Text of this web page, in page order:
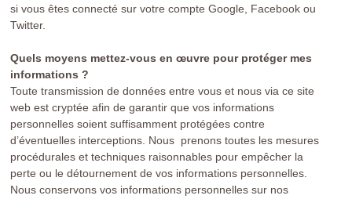
si vous êtes connecté sur votre compte Google, Facebook ou
Twitter.
Quels moyens mettez-vous en œuvre pour protéger mes
informations ?
Toute transmission de données entre vous et nous via ce site
web est cryptée afin de garantir que vos informations
personnelles soient suffisamment protégées contre
d’éventuelles interceptions. Nous prenons toutes les mesures
procédurales et techniques raisonnables pour empêcher la
perte ou le détournement de vos informations personnelles.
Nous conservons vos informations personnelles sur nos